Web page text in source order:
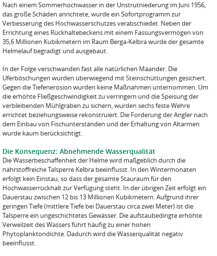
Nach einem Sommerhochwasser in der Unstrutniederung im Juni 1956,
das große Schäden anrichtete, wurde ein Sofortprogramm zur
Verbesserung des Hochwasserschutzes verabschiedet. Neben der
Errichtung eines Rückhaltebeckens mit einem Fassungsvermögen von
35,6 Millionen Kubikmetern im Raum Berga-Kelbra wurde der gesamte
Helmelauf begradigt und ausgebaut.
In der Folge verschwanden fast alle natürlichen Mäander. Die
Uferböschungen wurden überwiegend mit Steinschüttungen gesichert.
Gegen die Tiefenerosion wurden keine Maßnahmen unternommen. Um
die erhöhte Fließgeschwindigkeit zu verringern und die Speisung der
verbleibenden Mühlgräben zu sichern, wurden sechs feste Wehre
errichtet beziehungsweise rekonstruiert. Die Forderung der Angler nach
dem Einbau von Fischunterständen und der Erhaltung von Altarmen
wurde kaum berücksichtigt.
Die Konsequenz: Abnehmende Wasserqualität
Die Wasserbeschaffenheit der Helme wird maßgeblich durch die
nährstoffreiche Talsperre Kelbra beeinflusst. In den Wintermonaten
erfolgt kein Einstau, so dass der gesamte Stauraum für den
Hochwasserrückhalt zur Verfügung steht. In der übrigen Zeit erfolgt ein
Dauerstau zwischen 12 bis 13 Millionen Kubikmetern. Aufgrund ihrer
geringen Tiefe (mittlere Tiefe bei Dauerstau circa zwei Meter) ist die
Talsperre ein ungeschichtetes Gewässer. Die aufstaubedingte erhöhte
Verweilzeit des Wassers führt häufig zu einer hohen
Phytoplanktondichte. Dadurch wird die Wasserqualität negativ
beeinflusst.